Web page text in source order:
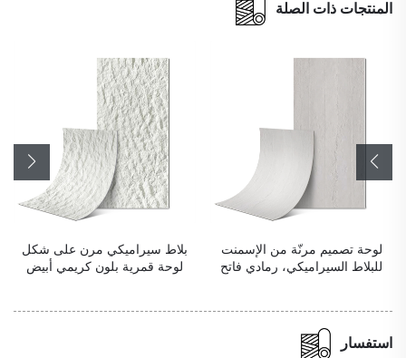
المنتجات ذات الصلة
لوحة تصميم مرنّة من الإسمنت
للبلاط السيراميكي، رمادي فاتح
بلاط سيراميكي مرن على شكل
لوحة قمرية بلون كريمي أبيض
استفسار